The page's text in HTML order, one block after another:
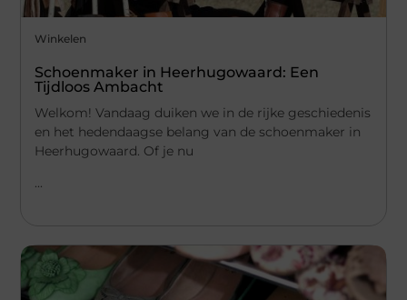
Winkelen
Schoenmaker in Heerhugowaard: Een
Tijdloos Ambacht
Welkom! Vandaag duiken we in de rijke geschiedenis
en het hedendaagse belang van de schoenmaker in
Heerhugowaard. Of je nu
...